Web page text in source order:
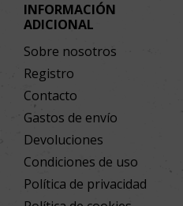
INFORMACIÓN
ADICIONAL
Sobre nosotros
Registro
Contacto
Gastos de envío
Devoluciones
Condiciones de uso
Política de privacidad